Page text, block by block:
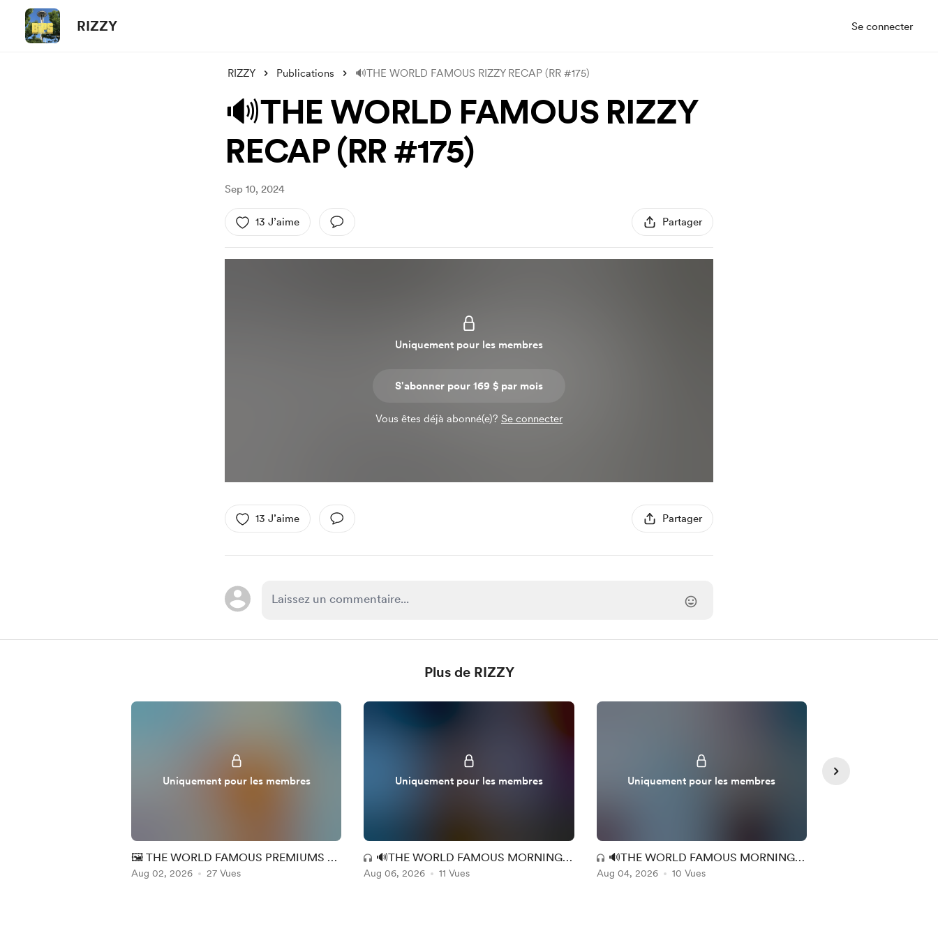
RIZZY Se connecter
RIZZY Publications 🔊THE WORLD FAMOUS RIZZY RECAP (RR #175)
🔊THE WORLD FAMOUS RIZZY
RECAP (RR #175)
Sep 10, 2024
13 J’aime Partager
Uniquement pour les membres
S'abonner pour 169 $ par mois
Vous êtes déjà abonné(e)? Se connecter
13 J’aime Partager
Plus de RIZZY
Uniquement pour les membres
🖼️ THE WORLD FAMOUS PREMIUMS &
PERSPECTIVE (PP) WEEK #32
Aug 02, 2026 27 Vues
Uniquement pour les membres
🔊THE WORLD FAMOUS MORNING
MAC EXPERIENCE (MM + RR) 149
Aug 06, 2026 11 Vues
Uniquement pour les membres
🔊THE WORLD FAMOUS MORNING
MAC EXPERIENCE (MM + RR) 147
Aug 04, 2026 10 Vues